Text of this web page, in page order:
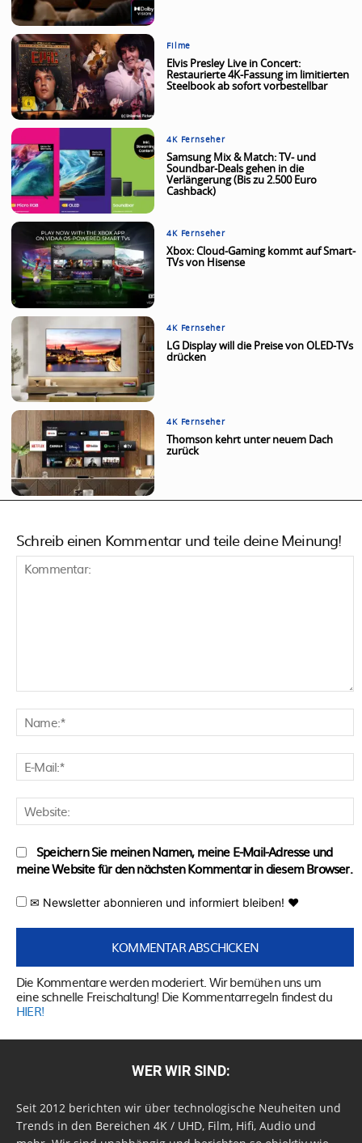
Filme
Elvis Presley Live in Concert:
Restaurierte 4K-Fassung im limitierten
Steelbook ab sofort vorbestellbar
4K Fernseher
Samsung Mix & Match: TV- und
Soundbar-Deals gehen in die
Verlängerung (Bis zu 2.500 Euro
Cashback)
4K Fernseher
Xbox: Cloud-Gaming kommt auf Smart-
TVs von Hisense
4K Fernseher
LG Display will die Preise von OLED-TVs
drücken
4K Fernseher
Thomson kehrt unter neuem Dach
zurück
Schreib einen Kommentar und teile deine Meinung!
Speichern Sie meinen Namen, meine E-Mail-Adresse und
meine Website für den nächsten Kommentar in diesem Browser.
✉ Newsletter abonnieren und informiert bleiben! ♥
Die Kommentare werden moderiert. Wir bemühen uns um
eine schnelle Freischaltung! Die Kommentarregeln findest du
HIER!
WER WIR SIND:
Seit 2012 berichten wir über technologische Neuheiten und
Trends in den Bereichen 4K / UHD, Film, Hifi, Audio und